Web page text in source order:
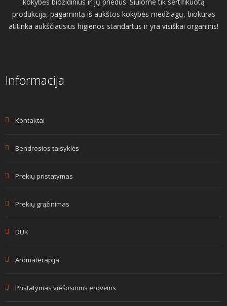
produkciją, pagamintą iš aukštos kokybės medžiagų, biokuras
atitinka aukščiausius higienos standartus ir yra visiškai organinis!
Informacija
Kontaktai
Bendrosios taisyklės
Prekių pristatymas
Prekių grąžinimas
DUK
Aromaterapija
Pristatymas viešosioms erdvėms